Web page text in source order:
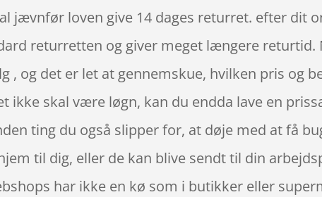
jævnfør loven give 14 dages returret. efter dit
returretten og giver meget længere returtid.
, og det er let at gennemskue, hvilken pris og
ikke skal være løgn, kan du endda lave en
ting du også slipper for, at døje med at få
til dig, eller de kan blive sendt til din
har ikke en kø som i butikker eller